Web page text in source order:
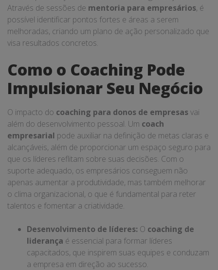
Através de sessões de mentoria para empresários, é
possível identificar pontos fortes e áreas a serem
melhoradas, criando um plano de ação personalizado que
visa resultados concretos.
Como o Coaching Pode
Impulsionar Seu Negócio
O impacto do coaching para donos de empresasvai
além do desenvolvimento pessoal. Um coach
empresarial pode auxiliar na definição de metas claras e
alcançáveis, além de proporcionar um espaço seguro para
que os líderes reflitam sobre suas decisões. Com o
suporte adequado, os empresários conseguem não
apenas aumentar a produtividade, mas também melhorar
o clima organizacional, o que é fundamental para reter
talentos e fomentar a criatividade.
Desenvolvimento de líderes: O coaching de
liderança é essencial para formar líderes
capacitados, que inspirem suas equipes e conduzam
a empresa em direção ao sucesso.